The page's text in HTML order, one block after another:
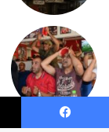
فيسبوك ‫X